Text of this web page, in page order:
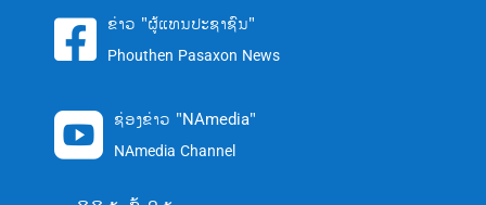
 ຂ່າວ "ຜູ້ແທນປະຊາຊົນ"
Phouthen Pasaxon News
 ຊ່ອງຂ່າວ "NAmedia"
NAmedia Channel